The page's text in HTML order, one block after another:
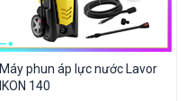
Máy phun áp lực nước Lavor
IKON 140